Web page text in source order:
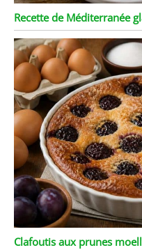
Recette de Méditerranée
Clafoutis aux prunes